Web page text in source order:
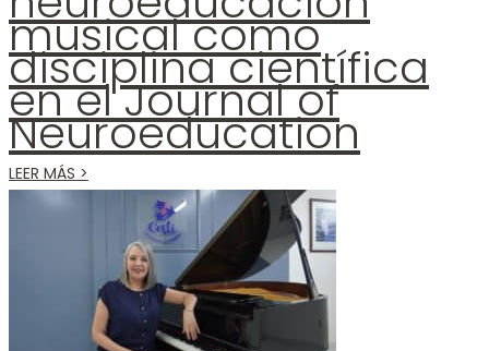
musical como
disciplina científica
en el Journal of
Neuroeducation
LEER MÁS >